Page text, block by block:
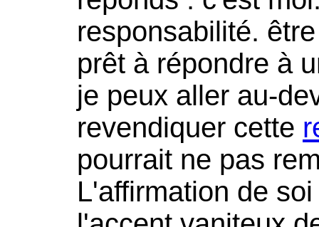
responsabilité.
prêt à répondre à
je peux aller au-
revendiquer cette
pourrait ne pas
L'affirmation de